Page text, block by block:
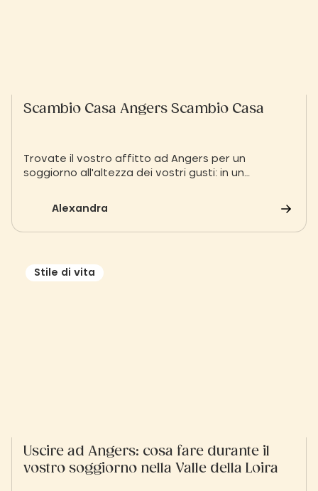
Scambio Casa Angers Scambio Casa
Trovate il vostro affitto ad Angers per un
soggiorno all'altezza dei vostri gusti: in un
semplici e naturali, così come confortevoli
Alexandra
Stile di vita
Uscire ad Angers: cosa fare durante il
vostro soggiorno nella Valle della Loira